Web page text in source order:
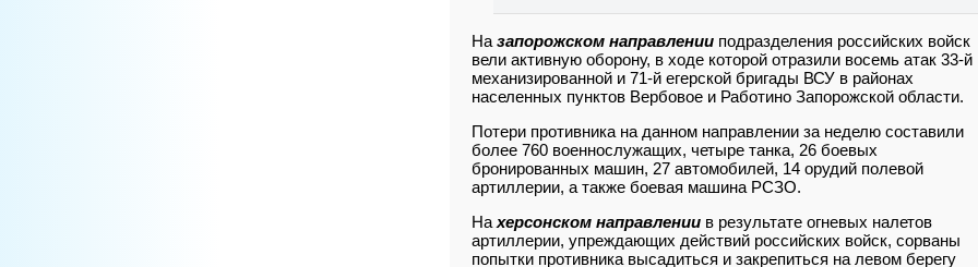
На запорожском направлении подразделения российских войск
вели активную оборону, в ходе которой отразили восемь атак 33-й
механизированной и 71-й егерской бригады ВСУ в районах
населенных пунктов Вербовое и Работино Запорожской области.
Потери противника на данном направлении за неделю составили
более 760 военнослужащих, четыре танка, 26 боевых
бронированных машин, 27 автомобилей, 14 орудий полевой
артиллерии, а также боевая машина РСЗО.
На херсонском направлении в результате огневых налетов
артиллерии, упреждающих действий российских войск, сорваны
попытки противника высадиться и закрепиться на левом берегу